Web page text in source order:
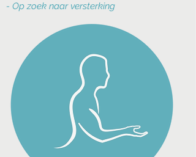
- Op zoek naar versterking